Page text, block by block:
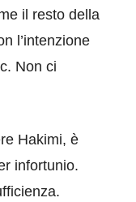
il resto della
l’intenzione
Non ci
Hakimi, è
infortunio.